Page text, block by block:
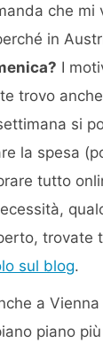
che mi
in
I
trovo
si
la spesa
tutto
trovate
sul blog.
a
piano